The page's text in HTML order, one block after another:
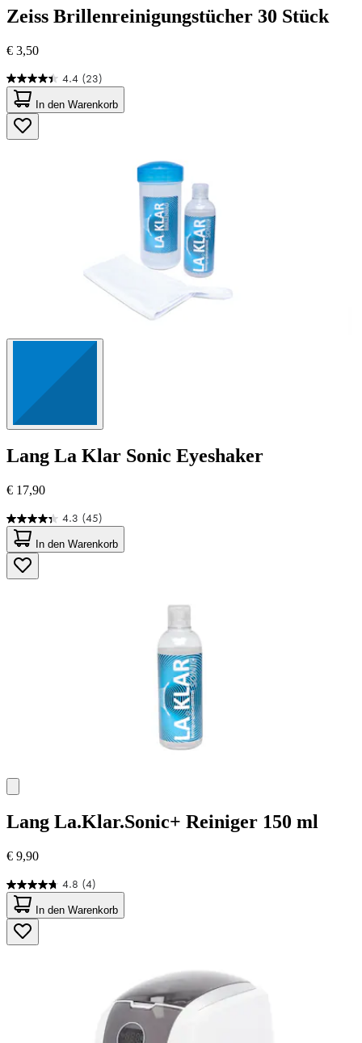
Zeiss Brillenreinigungstücher 30 Stück
€ 3,50
4.4 (23)
4.4
von
5
Sternen.
23
In den Warenkorb
Lang La Klar Sonic Eyeshaker
€ 17,90
4.3 (45)
4.3
von
5
Sternen.
45
In den Warenkorb
Lang La.Klar.Sonic+ Reiniger 150 ml
€ 9,90
4.8 (4)
4.8
von
5
Sternen.
4
In den Warenkorb